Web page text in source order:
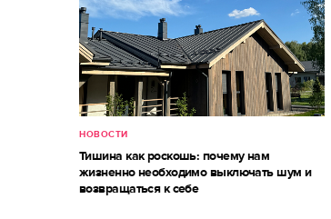
НОВОСТИ
Тишина как роскошь: почему нам
жизненно необходимо выключать шум и
возвращаться к себе